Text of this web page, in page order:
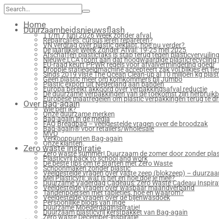
Search
for:
Home
Duurzaamheidsnieuwsflash
1 t/m 7 juni 2026 Week zonder afval
Repaircafés: cursus leren repareren?
VN verdrag over plastic geklapt, hoe nu verder?
De jaarlijkse Week Zonder Afval: 19-25 mei 2025
Afschaffen plastictaks is stap terug tegen plasticvervuiling
Nieuwe LCA toont aan dat hoogwaardige
EU-raad keurt PPWR regels voor afvalvermindering goed!
Droppie statiegeldmachine accepteert zak vol blikjes en
Sinds 2019 viste The Ocean Clean-up al 10 miljoen kg
Geen plastic meer om komkommers bij Jumbo
Plastic export uit Nederland aan banden
Europa bereikt akkoord over verpakkingsafval reductie
De duurzame verpakkingen van de toekomst zijn
Europese maatregelen om plastic verpakkingen terug te
Over Bag-again
Wie ben ik?
Onze duurzame merken
Bag-again in de media
FAQ Breadbag – veelgestelde vragen over de broodzak
Bag-again® voor retailers/wholesale
MVO
Verkooppunten Bag-again
Onze klanten
Zero waste inspiratie
Zero waste summer! Duurzaam de zomer door zonder
Plasticvrij back to school and work
De beste tips om te starten met Zero Waste
Schoonmaken zonder plastic
Veelgestelde vragen over vaste zeep (blokzeep) –
Mei Plasticvrij: wat is het en hoe doe je mee?
Duurzame Vaderdag Cadeaus: Zero Waste Cadeau
Veelgestelde vragen over wasbaar maandverband
Tandenpoetsen met tabletjes, hoe en waarom?
Veelgestelde vragen over de bijenwasdoek
Persoonlijke blogs van Inge
Duurzame Moederdaginspiratie!
Duurzaam plasticvrij kerstpakket van Bag-again
Zero waste December-inspiratie